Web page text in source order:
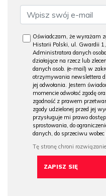
Oświadczam, że wyrażam
Historii Polski, ul. Gwardii
Administratora danych
działające na rzecz lub
danych osob. (e-mail) w
otrzymywania newslettera
jej odwołania. Jestem
momencie odwołać zgodę
zgodność z prawem
zgody udzielonej przed jej
przysługuje mi prawo
sprostowania, do
danych, do sprzeciwu